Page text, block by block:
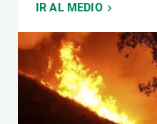
IR AL MEDIO